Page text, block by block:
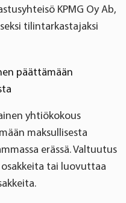
KPMG Oy Ab,
tilintarkastajaksi
päättämään
yhtiökokous
maksullisesta
erässä. Valtuutus
tai luovuttaa